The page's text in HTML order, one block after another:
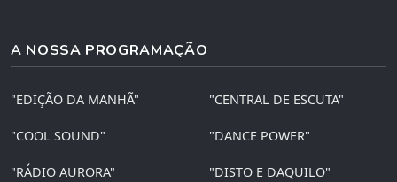
A NOSSA PROGRAMAÇÃO
"EDIÇÃO DA MANHÃ" "CENTRAL DE ESCUTA"
"COOL SOUND" "DANCE POWER"
"RÁDIO AURORA" "DISTO E DAQUILO"